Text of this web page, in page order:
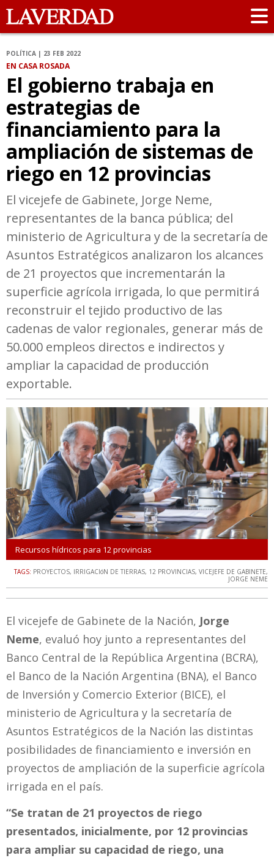
POLÍTICA | 23 FEB 2022
EN CASA ROSADA
El gobierno trabaja en
estrategias de
financiamiento para la
ampliación de sistemas de
riego en 12 provincias
El vicejefe de Gabinete, Jorge Neme,
representantes de la banca pública; del
ministerio de Agricultura y de la secretaría de
Asuntos Estratégicos analizaron los alcances
de 21 proyectos que incrementarán la
superficie agrícola irrigada, lo que permitirá
reconstruir el tejido productivo de las
cadenas de valor regionales, generar más de
50.000 empleos directos e indirectos y
ampliar la capacidad de producción
exportable.
Recursos hídricos para 12 provincias
TAGS: PROYECTOS, IRRIGACIóN DE TIERRAS, 12 PROVINCIAS, VICEJEFE DE GABINETE,
JORGE NEME
El vicejefe de Gabinete de la Nación, Jorge
Neme, evaluó hoy junto a representantes del
Banco Central de la República Argentina (BCRA),
el Banco de la Nación Argentina (BNA), el Banco
de Inversión y Comercio Exterior (BICE), el
ministerio de Agricultura y la secretaría de
Asuntos Estratégicos de la Nación las distintas
posibilidades de financiamiento e inversión en
proyectos de ampliación de la superficie agrícola
irrigada en el país.
“Se tratan de 21 proyectos de riego
presentados, inicialmente, por 12 provincias
para ampliar su capacidad de riego, una